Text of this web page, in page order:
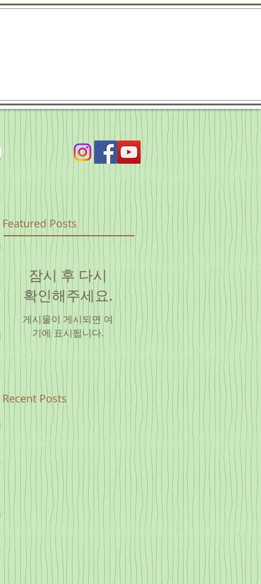
Featured Posts
잠시 후 다시
확인해주세요.
게시물이 게시되면 여
기에 표시됩니다.
Recent Posts